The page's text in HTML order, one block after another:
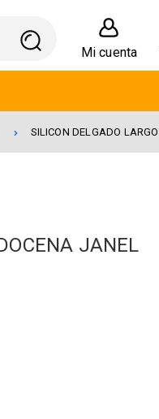
Mi cuenta
SILICON DELGADO
JANEL